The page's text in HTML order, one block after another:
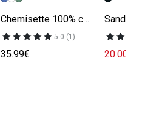
Chemisette 100% coton seersucker unie
5.0 (1)
35.99€ 20.00€